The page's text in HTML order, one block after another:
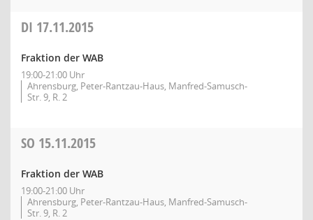
DI 17.11.2015
Fraktion der WAB
19:00-21:00 Uhr
Ahrensburg, Peter-Rantzau-Haus, Manfred-Samusch-
Str. 9, R. 2
SO 15.11.2015
Fraktion der WAB
19:00-21:00 Uhr
Ahrensburg, Peter-Rantzau-Haus, Manfred-Samusch-
Str. 9, R. 2